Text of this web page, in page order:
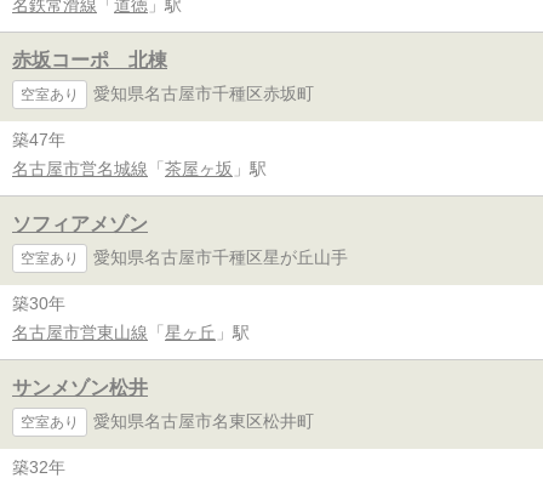
名鉄常滑線 「 道徳 」駅
赤坂コーポ 北棟
空室あり 愛知県名古屋市千種区赤坂町
築47年
名古屋市営名城線 「 茶屋ヶ坂 」駅
ソフィアメゾン
空室あり 愛知県名古屋市千種区星が丘山手
築30年
名古屋市営東山線 「 星ヶ丘 」駅
サンメゾン松井
空室あり 愛知県名古屋市名東区松井町
築32年